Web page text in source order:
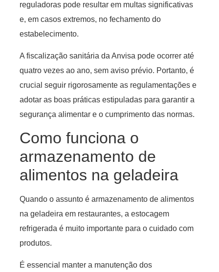
reguladoras pode resultar em multas significativas
e, em casos extremos, no fechamento do
estabelecimento.
A fiscalização sanitária da Anvisa pode ocorrer até
quatro vezes ao ano, sem aviso prévio. Portanto, é
crucial seguir rigorosamente as regulamentações e
adotar as boas práticas estipuladas para garantir a
segurança alimentar e o cumprimento das normas.
Como funciona o
armazenamento de
alimentos na geladeira
Quando o assunto é armazenamento de alimentos
na geladeira em restaurantes, a estocagem
refrigerada é muito importante para o cuidado com
produtos.
É essencial manter a manutenção dos